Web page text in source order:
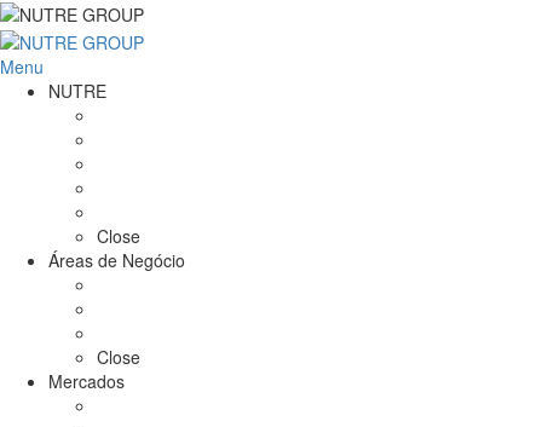
Menu
NUTRE
Close
Áreas de Negócio
Close
Mercados